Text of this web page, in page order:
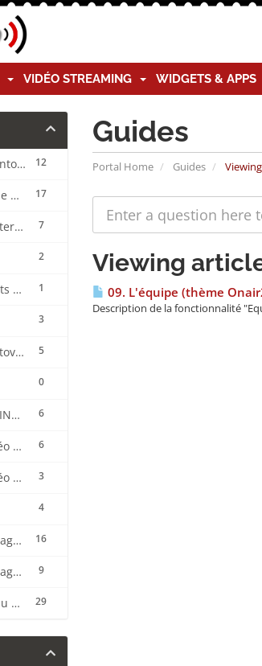
VIDÉO STREAMING WIDGETS & APPS
Guides
Portal Home Guides
12
1. Basic Usage Guide CentovaCast
17
2. Advanced Usage Guide CentovaCast
7
3. Intégration sur site internet CentovaCast
2
1
4. Statisitques et rapports CentovaCast
3
5
Foire aux questions CentovaCast
0
6
Manager Radio STREAMING CENTER
6
Manager Streaming Vidéo TVMCP
3
Manager Streaming Vidéo VDO
4
16
Tutoriels vidéos du Manager Radio CentovaCast
9
Tutoriels vidéos du Manager Radio STREAMING CENTER
29
Tutoriels vidéos et pdf du CMS Radio Wordpress + OnAir2/Pro.Radio
Viewing
09. L'équipe (thème
Description de la fonctionnalité